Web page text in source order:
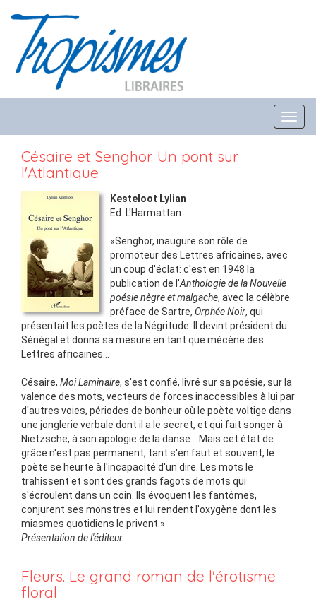
Césaire et Senghor. Un pont sur
l'Atlantique
Kesteloot Lylian
Ed.
L'Harmattan
«Senghor, inaugure son rôle de
promoteur des Lettres africaines, avec
un coup d'éclat: c'est en 1948 la
publication de l'Anthologie de la Nouvelle
poésie nègre et malgache, avec la célèbre
préface de Sartre, Orphée Noir, qui
présentait les poètes de la Négritude. Il devint président du
Sénégal et donna sa mesure en tant que mécène des
Lettres africaines...
Césaire, Moi Laminaire, s'est confié, livré sur sa poésie, sur la
valence des mots, vecteurs de forces inaccessibles à lui par
d'autres voies, périodes de bonheur où le poète voltige dans
une jonglerie verbale dont il a le secret, et qui fait songer à
Nietzsche, à son apologie de la danse... Mais cet état de
grâce n'est pas permanent, tant s'en faut et souvent, le
poète se heurte à l'incapacité d'un dire. Les mots le
trahissent et sont des grands fagots de mots qui
s'écroulent dans un coin. Ils évoquent les fantômes,
conjurent ses monstres et lui rendent l'oxygène dont les
miasmes quotidiens le privent.»
Présentation de l'éditeur
Fleurs. Le grand roman de l'érotisme
floral